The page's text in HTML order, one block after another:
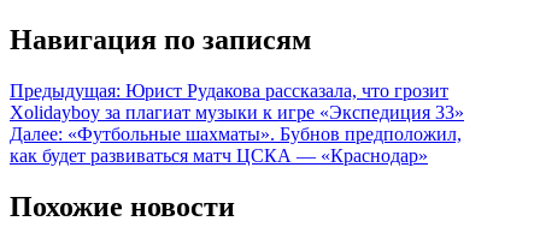
Навигация по записям
Предыдущая: Юрист Рудакова рассказала, что грозит
Xolidayboy за плагиат музыки к игре «Экспедиция 33»
Далее: «Футбольные шахматы». Бубнов предположил,
как будет развиваться матч ЦСКА — «Краснодар»
Похожие новости